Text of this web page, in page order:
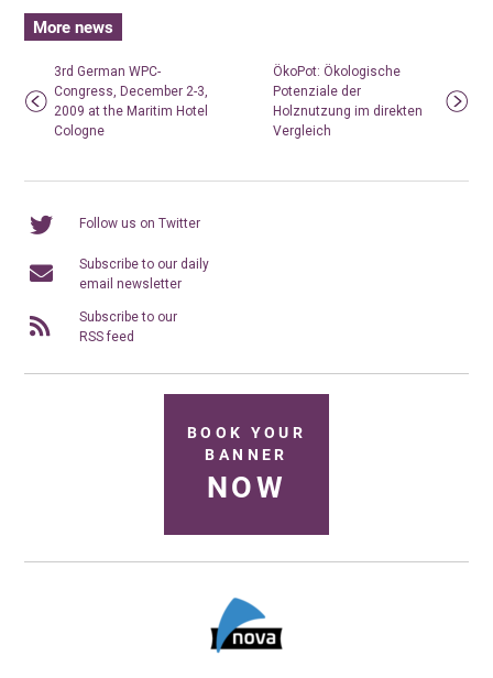
More news
3rd German WPC-
Congress, December 2-3,
2009 at the Maritim Hotel
Cologne
ÖkoPot: Ökologische
Potenziale der
Holznutzung im direkten
Vergleich
Follow us on Twitter
Subscribe to our daily
email newsletter
Subscribe to our
RSS feed
BOOK YOUR
BANNER
NOW